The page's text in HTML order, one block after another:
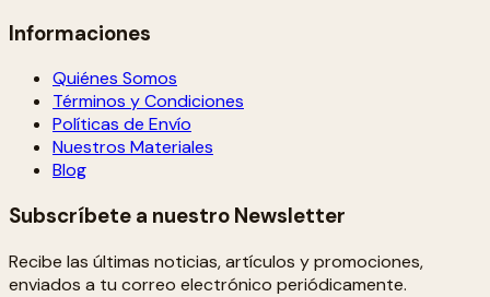
Informaciones
Quiénes Somos
Términos y Condiciones
Políticas de Envío
Nuestros Materiales
Blog
Subscríbete a nuestro Newsletter
Recibe las últimas noticias, artículos y promociones,
enviados a tu correo electrónico periódicamente.